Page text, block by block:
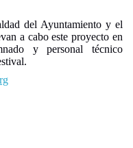
del Ayuntamiento y el
a cabo este proyecto en
y personal técnico